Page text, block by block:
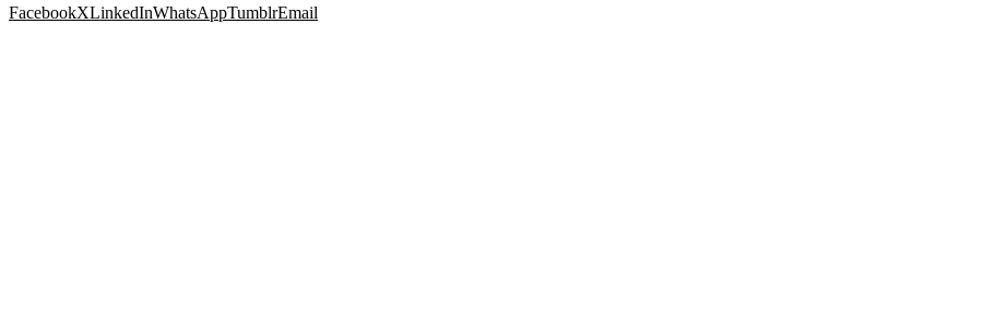
FacebookXLinkedInWhatsAppTumblrEmail